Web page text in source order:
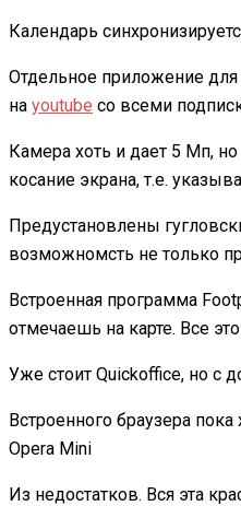
Календарь
Отдельное приложение для
на youtube со всеми
Камера хоть и дает 5 Мп,
косание экрана, т.е.
Предустановлены
возможномсть не только
Встроенная программа
отмечаешь на карте. Все
Уже стоит Quickoffice, но с
Встроенного браузера
Opera Mini
Из недостатков. Вся эта